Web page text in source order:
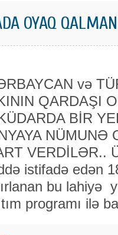
OYAQ
və
QARDAŞI
BİR
VERDİLƏR..
istifadə edən
bu lahiyə
programı ilə